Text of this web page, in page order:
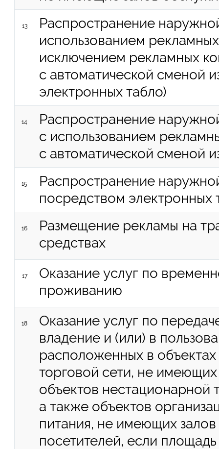
13
Распространение
использованием
исключением рекламных
с автоматической сменой
электронных табло)
14
Распространение
с использованием
с автоматической сменой
15
Распространение
посредством электронных
16
Размещение рекламы на
средствах
17
Оказание услуг по
проживанию
18
Оказание услуг по
владение и (или) в
расположенных в
торговой сети, не имеющих
объектов нестационарной
а также объектов
питания, не имеющих
посетителей, если